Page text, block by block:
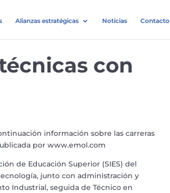
Alianzas estratégicas Noticias Contacto
con
información sobre las carreras
por www.emol.com
de Educación Superior (SIES) del
junto con administración y
Industrial, seguida de Técnico en